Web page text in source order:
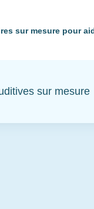
sur mesure pour
sur mesure